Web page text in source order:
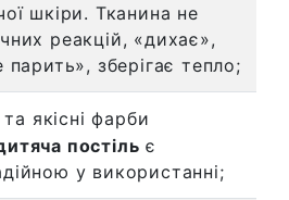
шкіри. Тканина не
реакцій, «дихає»,
парить», зберігає тепло;
якісні фарби
постіль є
у використанні;